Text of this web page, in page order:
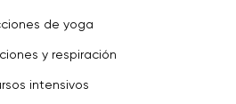
de yoga
y respiración
intensivos